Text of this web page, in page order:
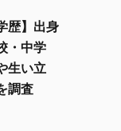
歴】出身
・中学
生い立
調査